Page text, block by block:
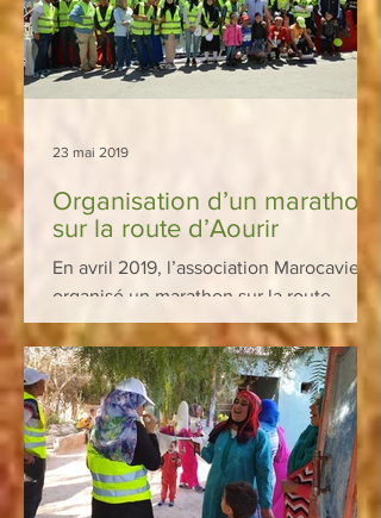
Organisation d’un marathon
sur la route d’Aourir
En avril 2019, l’association Marocavie a
organisé un marathon sur la route
d’Aourir. Avec plus de 2 000
participants, ce tournoi sportif...
23 mai 2019